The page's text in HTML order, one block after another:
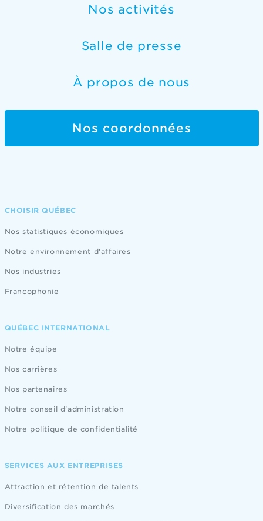
Nos activités
Salle de presse
À propos de nous
Nos coordonnées
CHOISIR QUÉBEC
Nos statistiques économiques
Notre environnement d'affaires
Nos industries
Francophonie
QUÉBEC INTERNATIONAL
Notre équipe
Nos carrières
Nos partenaires
Notre conseil d'administration
Notre politique de confidentialité
SERVICES AUX ENTREPRISES
Attraction et rétention de talents
Diversification des marchés